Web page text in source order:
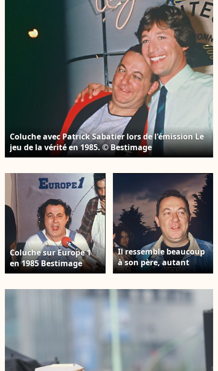
M/Belpress/ANDBZ/ABACAPRESS.COM
Coluche avec Patrick Sabatier lors de l'émission Le
jeu de la vérité en 1985. © Bestimage
Coluche sur Europe 1
en 1985 Bestimage
Il ressemble beaucoup
à son père, autant
physiquement que par
son fils Romain.
AGENCE / BESTIMAGE